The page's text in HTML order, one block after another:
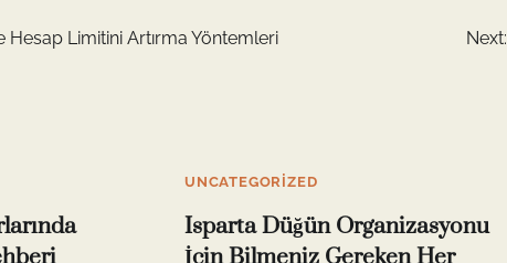
Hesap Limitini Artırma Yöntemleri Next:
UNCATEGORIZED
Isparta Düğün Organizasyonu
İçin Bilmeniz Gereken Her